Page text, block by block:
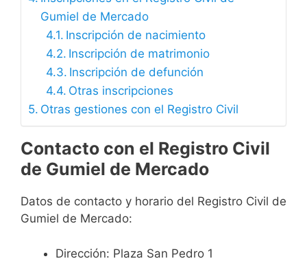
Gumiel de Mercado
Inscripción de nacimiento
Inscripción de matrimonio
Inscripción de defunción
Otras inscripciones
Otras gestiones con el Registro Civil
Contacto con el Registro Civil
de Gumiel de Mercado
Datos de contacto y horario del Registro Civil de
Gumiel de Mercado:
Dirección: Plaza San Pedro 1